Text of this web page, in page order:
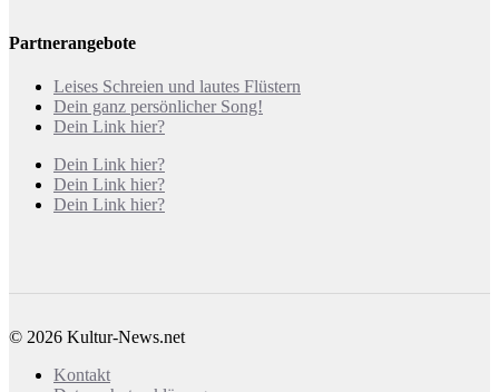
Partnerangebote
Leises Schreien und lautes Flüstern
Dein ganz persönlicher Song!
Dein Link hier?
Dein Link hier?
Dein Link hier?
Dein Link hier?
© 2026 Kultur-News.net
Kontakt